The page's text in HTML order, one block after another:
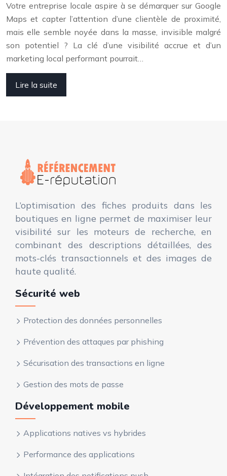
Votre entreprise locale aspire à se démarquer sur Google
Maps et capter l’attention d’une clientèle de proximité,
mais elle semble noyée dans la masse, invisible malgré
son potentiel ? La clé d’une visibilité accrue et d’un
marketing local performant pourrait…
Lire la suite
L’optimisation des fiches produits dans les
boutiques en ligne permet de maximiser leur
visibilité sur les moteurs de recherche, en
combinant des descriptions détaillées, des
mots-clés transactionnels et des images de
haute qualité.
Sécurité web
Protection des données personnelles
Prévention des attaques par phishing
Sécurisation des transactions en ligne
Gestion des mots de passe
Développement mobile
Applications natives vs hybrides
Performance des applications